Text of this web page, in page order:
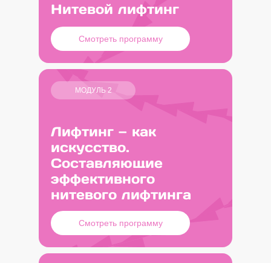
Смотреть программу
Нитевой лифтинг
Смотреть программу
МОДУЛЬ 2
Лифтинг — как
искусство.
Составляющие
эффективного
нитевого лифтинга